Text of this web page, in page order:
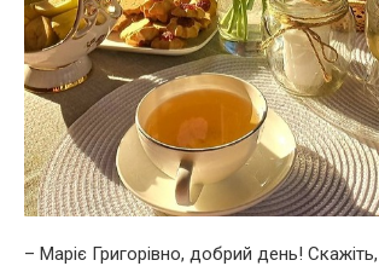
– Маріє Григорівно, добрий день!